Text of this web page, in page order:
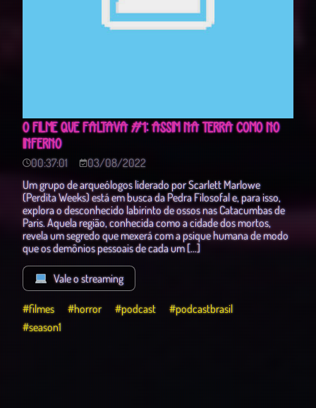
O FILME QUE FALTAVA #1: ASSIM NA TERRA COMO NO
INFERNO
00:37:01
03/08/2022
Um grupo de arqueólogos liderado por Scarlett Marlowe
(Perdita Weeks) está em busca da Pedra Filosofal e, para isso,
explora o desconhecido labirinto de ossos nas Catacumbas de
Paris. Aquela região, conhecida como a cidade dos mortos,
revela um segredo que mexerá com a psique humana de modo
que os demônios pessoais de cada um […]
Vale o streaming
#filmes #horror #podcast
#podcastbrasil
#season1